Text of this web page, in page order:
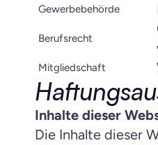
Gewerbebehörde
Berufsrecht
Mitgliedschaft
Inhalte dieser
Die Inhalte dieser